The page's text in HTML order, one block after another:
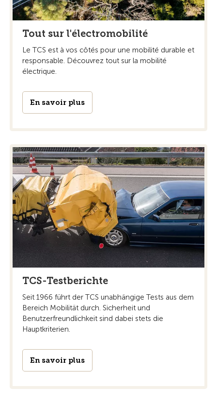
Tout sur l'électromobilité
Le TCS est à vos côtés pour une mobilité durable et
responsable. Découvrez tout sur la mobilité
électrique.
En savoir plus
TCS-Testberichte
Seit 1966 führt der TCS unabhängige Tests aus dem
Bereich Mobilität durch. Sicherheit und
Benutzerfreundlichkeit sind dabei stets die
Hauptkriterien.
En savoir plus